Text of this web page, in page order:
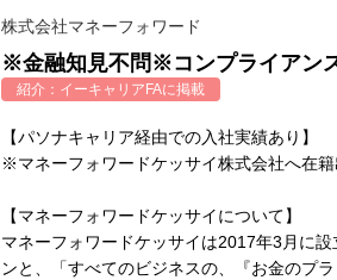
株式会社マネーフォワード
※金融知見不問※コンプライアン
紹介： イーキャリアFAに掲載
【パソナキャリア経由での入社実績あり】
※マネーフォワードケッサイ株式会社へ在籍
【マネーフォワードケッサイについて】
マネーフォワードケッサイは2017年3月に
ンと、「すべてのビジネスの、『お金のプ